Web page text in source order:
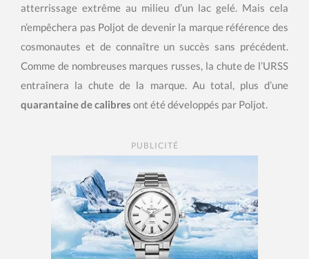
atterrissage extrême au milieu d’un lac gelé. Mais cela
n’empêchera pas Poljot de devenir la marque référence des
cosmonautes et de connaître un succès sans précédent.
Comme de nombreuses marques russes, la chute de l’URSS
entraînera la chute de la marque. Au total, plus d’une
quarantaine de calibres ont été développés par Poljot.
PUBLICITÉ